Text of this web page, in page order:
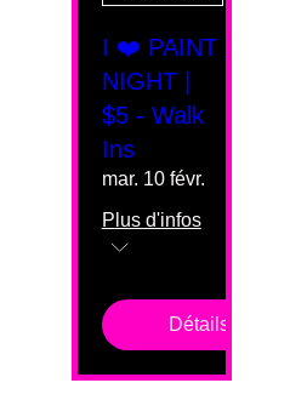
I ❤️ PAINT
NIGHT |
$5 - Walk
Ins
mar. 10 févr.
Plus d'infos
Détails